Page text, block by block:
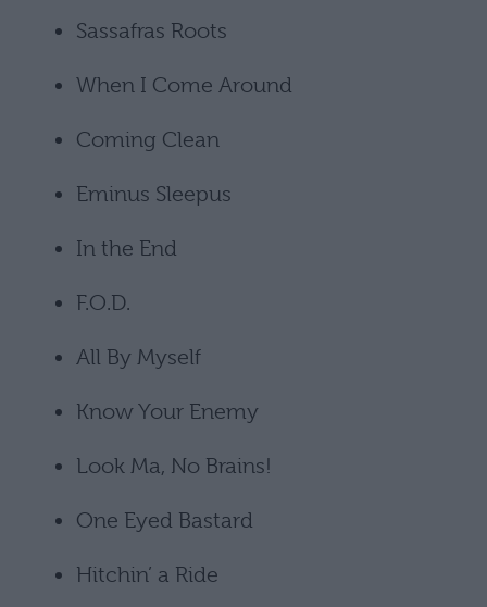
Sassafras Roots
When I Come Around
Coming Clean
Eminus Sleepus
In the End
F.O.D.
All By Myself
Know Your Enemy
Look Ma, No Brains!
One Eyed Bastard
Hitchin’ a Ride